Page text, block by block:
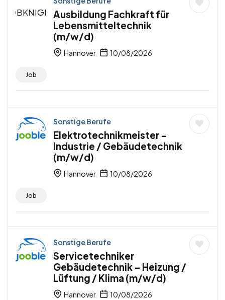
Ausbildung Fachkraft für
Lebensmitteltechnik
(m/w/d)
Hannover 10/08/2026
Job
Sonstige Berufe
Elektrotechnikmeister –
Industrie / Gebäudetechnik
(m/w/d)
Hannover 10/08/2026
Job
Sonstige Berufe
Servicetechniker
Gebäudetechnik – Heizung /
Lüftung / Klima (m/w/d)
Hannover 10/08/2026